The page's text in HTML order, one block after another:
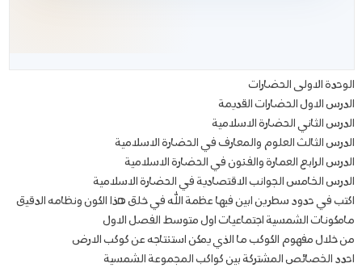
الوحدة الاولى الحضارات
الدرس الاول الحضارات القديمة
الدرس الثاني الحضارة الاسلامية
الدرس الثالث العلوم والمعارف في الحضارة الاسلامية
الدرس الرابع العمارة والفنون في الحضارة الاسلامية
الدرس الخامس الجوانب الاقتصادية في الحضارة الاسلامية
اكتب في حدود سطرين ابين فيها عظمة الله في خلق هذا الكون ونظامه الدقيق
مامكونات الشمسية اجتماعيات اول متوسط الفصل الاول
من خلال مفهوم الكوكب ما الذي يمكن استنتاجه عن كوكب الارض
احدد الخصائص المشتركة بين كواكب المجموعة الشمسية